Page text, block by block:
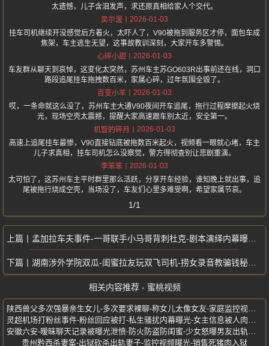
太遗憾，儿子含泪发声，求还原真相给家人个交代。
吴尔渥
2026-01-03
挂车司机继续开没感觉后方着火，太吓人了，V90被拖到服务区才停，面包车成
焦架，车主逃生无望，这事故教训深刻，大家开车多警惕。
心碎小甜
2026-01-03
车友群从聊天到哀悼，这变化太突然，苏州车主苏GO603R出事前还在线，洞口
路段追尾挂车拖拽数百米，家属心碎，过年氛围全毁了。
百变小羊
2026-01-03
哎，一条命就这么没了，苏州车主大通V90夜间开车追尾，拖行过程摩擦起火烧
光，现场空壳太震撼，提醒大家高速跟车别太近，安全第一。
机智的碎月
2026-01-03
高速上追尾挂车最惨，V90直接钻底被拖数百米起火，视频看一眼就心堵，车主
儿子求真相，挂车司机怎么没察觉，警方得彻查别让悲剧重演。
李笨笨
2026-01-03
太可怕了，这苏州车主平时群里那么活跃，分享开车经验，谁知晚上就出事，追
尾被拖行烧成空壳，当场没了，车友们心里多难受啊，希望家属节哀。
1/1
孟加拉车夫事件-一哥联手小马哥背刺杜克-剧本演绎内幕曝光-真实身份揭秘
湖南涉外学院双瓜-闺蜜拉友玩双飞司机-捞女录音教骗钱秘籍-聊天视频全曝光
相关内容推荐 - 蜜桃视频
贵州黔西杀妻案-出狱砍杀出轨妻子-监控视频曝光-销售死猪肉入狱